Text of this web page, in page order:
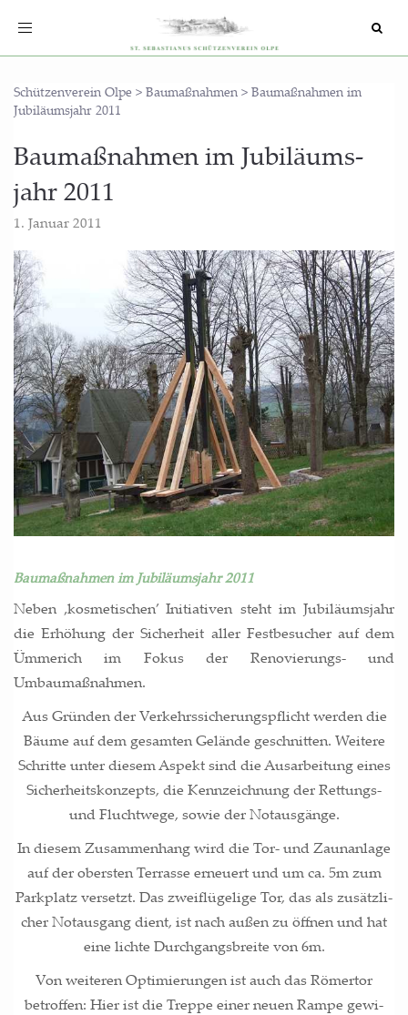
Toggle
Schützenverein Olpe > Baumaßnahmen > Baumaßnahmen im
Jubiläumsjahr 2011
Bau­maß­nah­men im Jubi­lä­ums­
jahr 2011
1. Januar 2011
Baumaßnahmen im Jubiläumsjahr 2011
Neben ‚kos­me­ti­schen’ Initia­ti­ven steht im Jubi­lä­ums­jahr
die Erhö­hung der Sicher­heit aller Fest­be­su­cher auf dem
Ümme­rich im Fokus der Reno­vie­rungs- und
Umbaumaßnahmen.
Aus Grün­den der Ver­kehrs­si­che­rungs­pflicht wer­den die
Bäu­me auf dem gesam­ten Gelän­de geschnit­ten. Wei­te­re
Schrit­te unter die­sem Aspekt sind die Aus­ar­bei­tung eines
Sicher­heits­kon­zepts, die Kenn­zeich­nung der Ret­tungs-
und Flucht­we­ge, sowie der Notausgänge.
In die­sem Zusam­men­hang wird die Tor- und Zaun­an­la­ge
auf der obers­ten Ter­ras­se erneu­ert und um ca. 5m zum
Park­platz ver­setzt. Das zwei­flü­ge­li­ge Tor, das als zusätz­li­
cher Not­aus­gang dient, ist nach außen zu öff­nen und hat
eine lich­te Durch­gangs­brei­te von 6m.
Von wei­te­ren Opti­mie­run­gen ist auch das Römer­tor
betrof­fen: Hier ist die Trep­pe einer neu­en Ram­pe gewi­